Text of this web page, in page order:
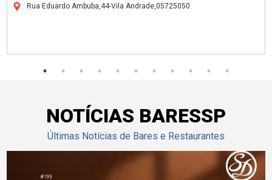
Rua Eduardo Ambuba,44-Vila Andrade,05725050
NOTÍCIAS BARESSP
Últimas Notícias de Bares e Restaurantes